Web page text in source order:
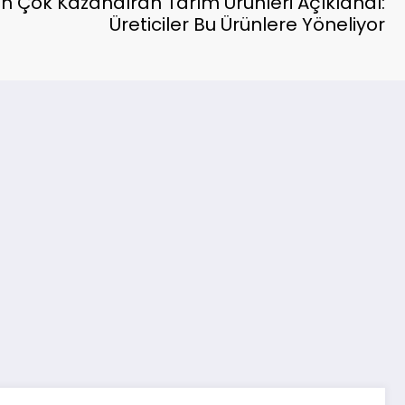
Üreticiler Bu Ürünlere Yöneliyor